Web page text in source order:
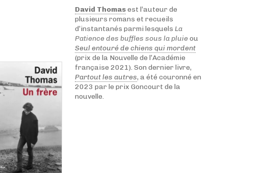
David Thomasest l’auteur de
plusieurs romans et recueils
d’instantanés parmi lesquels La
Patience des buffles sous la pluieou
Seul entouré de chiens qui mordent
(prix de la Nouvelle de l’Académie
française 2021). Son dernier livre,
Partout les autres, a été couronné en
2023 par le prix Goncourt de la
nouvelle.